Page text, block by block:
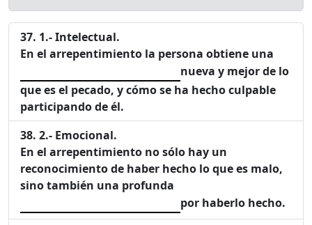
1.- Intelectual.
En el arrepentimiento la persona obtiene una
nueva y mejor de lo
que es el pecado, y cómo se ha hecho culpable
participando de él.
2.- Emocional.
En el arrepentimiento no sólo hay un
reconocimiento de haber hecho lo que es malo,
sino también una profunda
por haberlo hecho.